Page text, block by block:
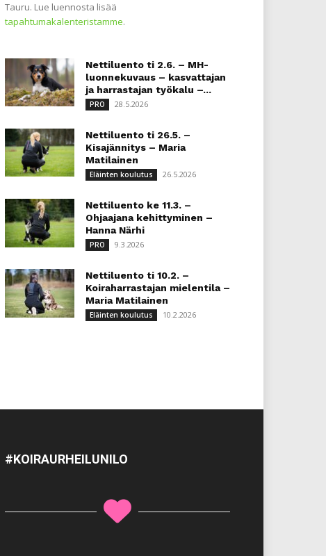
Tauru. Lue luennosta lisää
tapahtumakalenteristamme.
Nettiluento ti 2.6. – MH-
luonnekuvaus – kasvattajan
ja harrastajan työkalu –...
PRO 28.5.2026
Nettiluento ti 26.5. –
Kisajännitys – Maria
Matilainen
Eläinten koulutus 26.5.2026
Nettiluento ke 11.3. –
Ohjaajana kehittyminen –
Hanna Närhi
PRO 9.3.2026
Nettiluento ti 10.2. –
Koiraharrastajan mielentila –
Maria Matilainen
Eläinten koulutus 10.2.2026
#KOIRAURHEILUNILO